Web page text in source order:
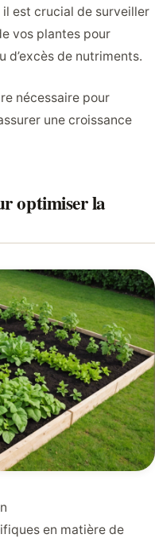
est crucial de surveiller
vos plantes pour
d’excès de nutriments.
nécessaire pour
une croissance
optimiser la
en matière de